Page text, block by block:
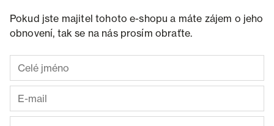
Pokud jste majitel tohoto e-shopu a máte zájem o jeho
obnovení, tak se na nás prosím obraťte.